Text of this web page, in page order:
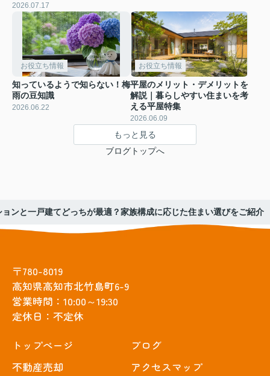
2026.07.17
お役立ち情報
知っているようで知らない！梅
雨の豆知識
2026.06.22
お役立ち情報
平屋のメリット・デメリットを
解説｜暮らしやすい住まいを考
える平屋特集
2026.06.09
もっと見る
ブログトップへ
ョンと一戸建てどっちが最適？家族構成に応じた住まい選びをご紹介
〒780-8019
高知県高知市北竹島町6-9
営業時間：10:00～19:30
定休日：不定休
トップぺージ
不動産売却
ブログ
アクセスマップ